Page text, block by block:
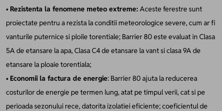
• Rezistenta la fenomene meteo extreme: Aceste ferestre sunt
proiectate pentru a rezista la conditii meteorologice severe, cum ar fi
vanturile puternice si ploile torentiale; Barrier 80 este evaluat in Clasa
5A de etansare la apa, Clasa C4 de etansare la vant si clasa 9A de
etansare la ploaie torentiala;
• Economii la factura de energie: Barrier 80 ajuta la reducerea
costurilor de energie pe termen lung, atat pe timpul verii, cat si pe
perioada sezonului rece, datorita izolatiei eficiente; coeficientul de